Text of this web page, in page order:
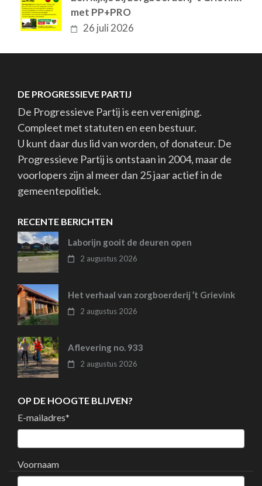
met PP+PRO
26 juli 2026
DE PROGRESSIEVE PARTIJ
De Progressieve Partij is een vereniging.
Compleet met statuten en een bestuur.
U kunt daar dus lid van worden, of donateur. De
Progressieve Partij is ontstaan in 2004, maar de
voorlopers zijn al meer dan 25 jaar actief in de
gemeentepolitiek.
RECENTE BERICHTEN
Laborijn gooit de deuren open
2 augustus 2026
Het verhaal van zorgboerderij ’t Grievink
2 augustus 2026
Aflevering no. 933
2 augustus 2026
OP DE HOOGTE BLIJVEN?
E-mailadres*
Voornaam